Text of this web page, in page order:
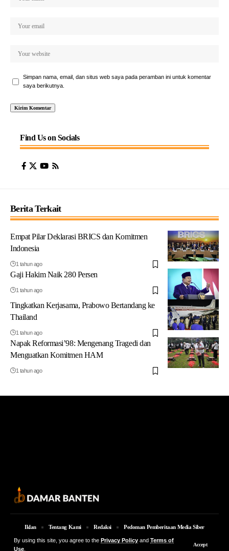
By using this site, you agree to the Privacy Policy and Terms of
Use
Accept
Simpan nama, email, dan situs web saya pada peramban ini untuk komentar
saya berikutnya.
Find Us on Socials
Berita Terkait
Empat Pilar Deklarasi BRICS dan Komitmen
Indonesia
1 tahun ago
Gaji Hakim Naik 280 Persen
1 tahun ago
Tingkatkan Kerjasama, Prabowo Bertandang ke
Thailand
1 tahun ago
Napak Reformasi’98: Mengenang Tragedi dan
Menguatkan Komitmen HAM
1 tahun ago
© 2026 Damar Banten | PT. MEDIA DAMAR BANTEN Jalan Jakarta KM 5,
Iklan Tentang Kami Redaksi Pedoman Pemberitaan Media Siber